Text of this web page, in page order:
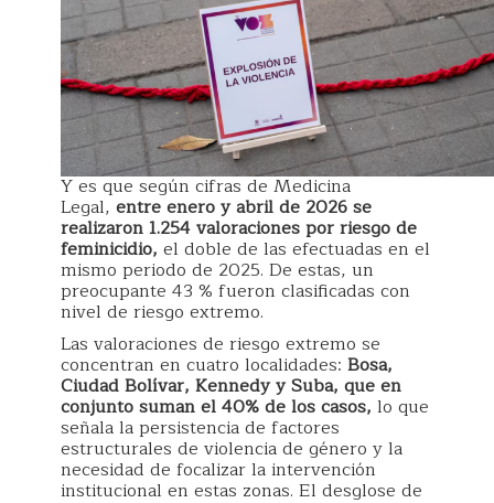
Y es que según cifras de Medicina
Legal, entre enero y abril de 2026 se
realizaron 1.254 valoraciones por riesgo de
feminicidio, el doble de las efectuadas en el
mismo periodo de 2025. De estas, un
preocupante 43 % fueron clasificadas con
nivel de riesgo extremo.
Las valoraciones de riesgo extremo se
concentran en cuatro localidades: Bosa,
Ciudad Bolívar, Kennedy y Suba, que en
conjunto suman el 40% de los casos, lo que
señala la persistencia de factores
estructurales de violencia de género y la
necesidad de focalizar la intervención
institucional en estas zonas. El desglose de